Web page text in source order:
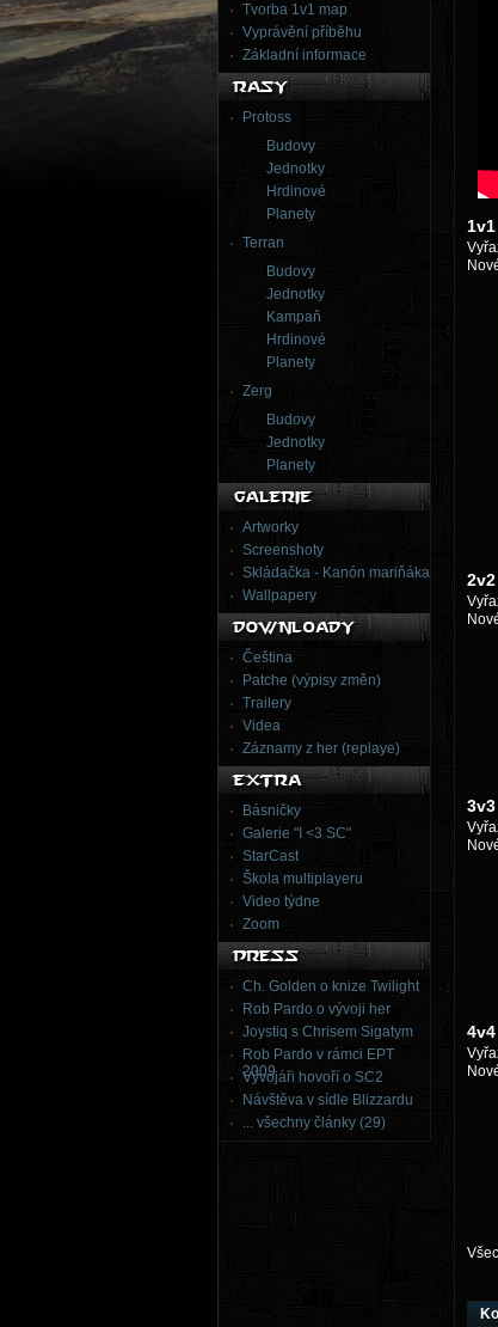
Tvorba 1v1 map
Vyprávění příběhu
Základní informace
Protoss
Budovy
Jednotky
Hrdinové
Planety
Terran
Budovy
Jednotky
Kampaň
Hrdinové
Planety
Zerg
Budovy
Jednotky
Planety
Artworky
Screenshoty
Skládačka - Kanón mariňáka
Wallpapery
Čeština
Patche (výpisy změn)
Trailery
Videa
Záznamy z her (replaye)
Básničky
Galerie "I <3 SC"
StarCast
Škola multiplayeru
Video týdne
Zoom
Ch. Golden o knize Twilight
Rob Pardo o vývoji her
Joystiq s Chrisem Sigatym
Rob Pardo v rámci EPT
2009
Vývojáři hovoří o SC2
Návštěva v sídle Blizzardu
... všechny články (29)
1v1
2v2
3v3
4v4